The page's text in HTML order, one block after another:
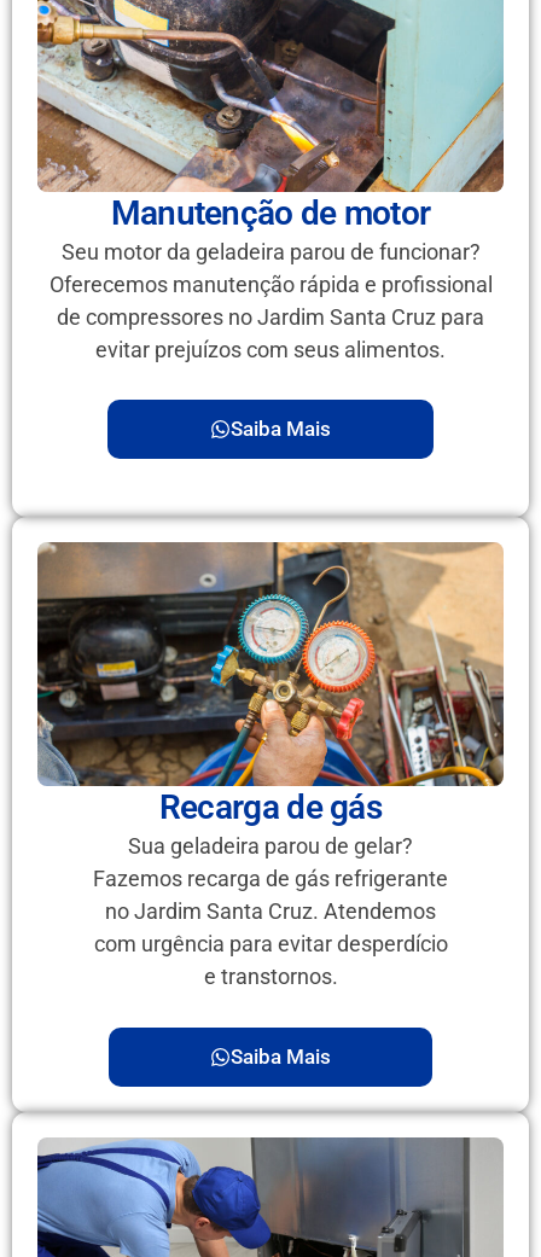
Manutenção de motor
Seu motor da geladeira parou de funcionar?
Oferecemos manutenção rápida e profissional
de compressores no Jardim Santa Cruz para
evitar prejuízos com seus alimentos.
Saiba Mais
Recarga de gás
Sua geladeira parou de gelar?
Fazemos recarga de gás refrigerante
no Jardim Santa Cruz. Atendemos
com urgência para evitar desperdício
e transtornos.
Saiba Mais